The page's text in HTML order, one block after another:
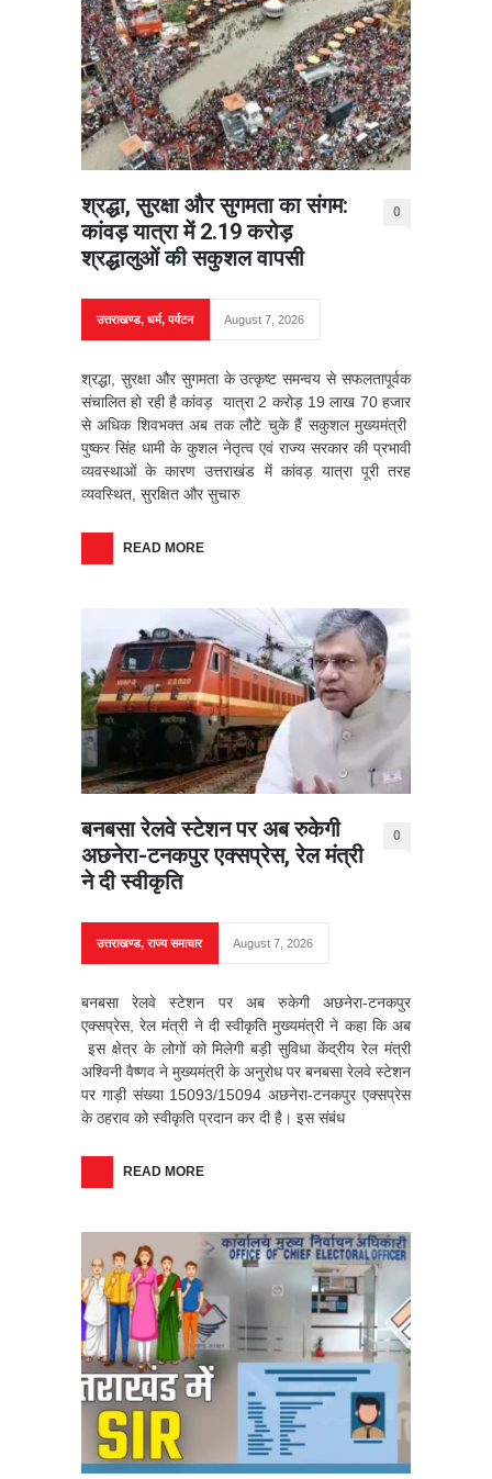
श्रद्धा, सुरक्षा और सुगमता का संगम:
कांवड़ यात्रा में 2.19 करोड़
श्रद्धालुओं की सकुशल वापसी
0
उत्तराखण्ड, धर्म,पर्यटन August 7, 2026
श्रद्धा, सुरक्षा और सुगमता के उत्कृष्ट समन्वय से सफलतापूर्वक
संचालित हो रही है कांवड़ यात्रा 2 करोड़ 19 लाख 70 हजार
से अधिक शिवभक्त अब तक लौटे चुके हैं सकुशल मुख्यमंत्री
पुष्कर सिंह धामी के कुशल नेतृत्व एवं राज्य सरकार की प्रभावी
व्यवस्थाओं के कारण उत्तराखंड में कांवड़ यात्रा पूरी तरह
व्यवस्थित, सुरक्षित और सुचारु
READ MORE
बनबसा रेलवे स्टेशन पर अब रुकेगी
अछनेरा-टनकपुर एक्सप्रेस, रेल मंत्री
ने दी स्वीकृति
0
उत्तराखण्ड,राज्य समाचार August 7, 2026
बनबसा रेलवे स्टेशन पर अब रुकेगी अछनेरा-टनकपुर
एक्सप्रेस, रेल मंत्री ने दी स्वीकृति मुख्यमंत्री ने कहा कि अब
इस क्षेत्र के लोगों को मिलेगी बड़ी सुविधा केंद्रीय रेल मंत्री
अश्विनी वैष्णव ने मुख्यमंत्री के अनुरोध पर बनबसा रेलवे स्टेशन
पर गाड़ी संख्या 15093/15094 अछनेरा-टनकपुर एक्सप्रेस
के ठहराव को स्वीकृति प्रदान कर दी है। इस संबंध
READ MORE